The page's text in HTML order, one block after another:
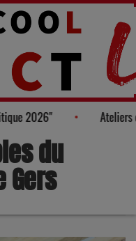
de la politique 2026"
du
Gers